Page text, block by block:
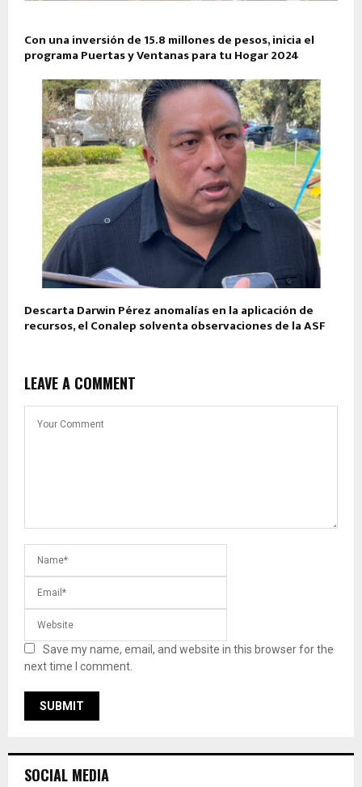
Con una inversión de 15.8 millones de pesos, inicia el
programa Puertas y Ventanas para tu Hogar 2024
Descarta Darwin Pérez anomalías en la aplicación de
recursos, el Conalep solventa observaciones de la ASF
LEAVE A COMMENT
Save my name, email, and website in this browser for the
next time I comment.
SOCIAL MEDIA